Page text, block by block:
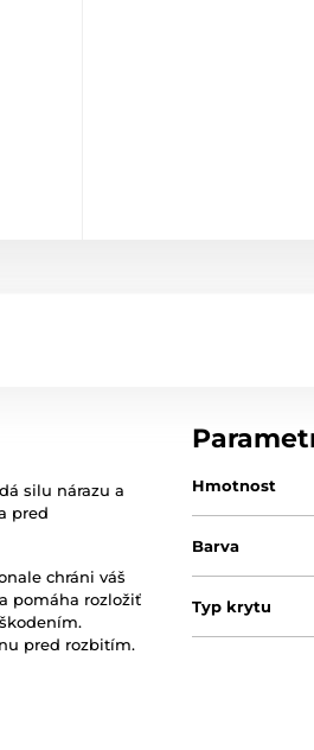
silu nárazu a
pred
chráni váš
pomáha rozložiť
pred rozbitím.
Hmotnost
Barva
Typ krytu